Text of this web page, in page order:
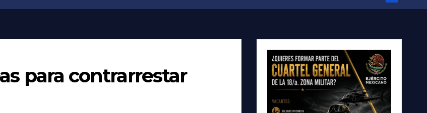
para contrarrestar